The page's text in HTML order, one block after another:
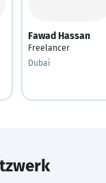
Fawad Hassan
Freelancer
Dubai